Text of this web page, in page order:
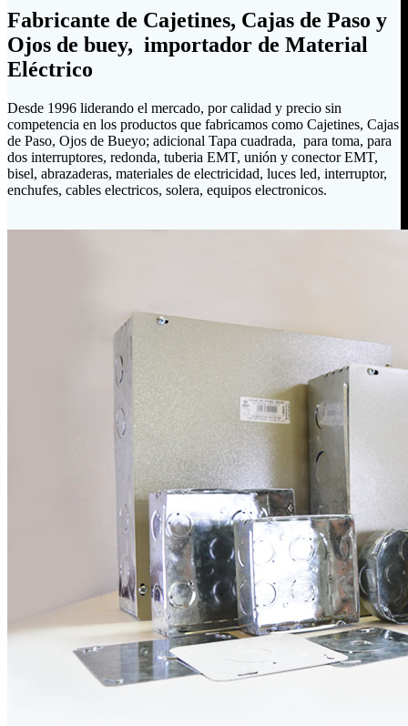
Fabricante de Cajetines, Cajas de Paso y
Ojos de buey, importador de Material
Eléctrico
Desde 1996 liderando el mercado, por calidad y precio sin
competencia en los productos que fabricamos como Cajetines, Cajas
de Paso, Ojos de Bueyo; adicional Tapa cuadrada, para toma, para
dos interruptores, redonda, tuberia EMT, unión y conector EMT,
bisel, abrazaderas, materiales de electricidad, luces led, interruptor,
enchufes, cables electricos, solera, equipos electronicos.